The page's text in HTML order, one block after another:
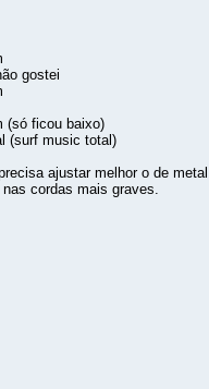
gostei
(só ficou baixo)
(surf music total)
ajustar melhor o de
cordas mais graves.